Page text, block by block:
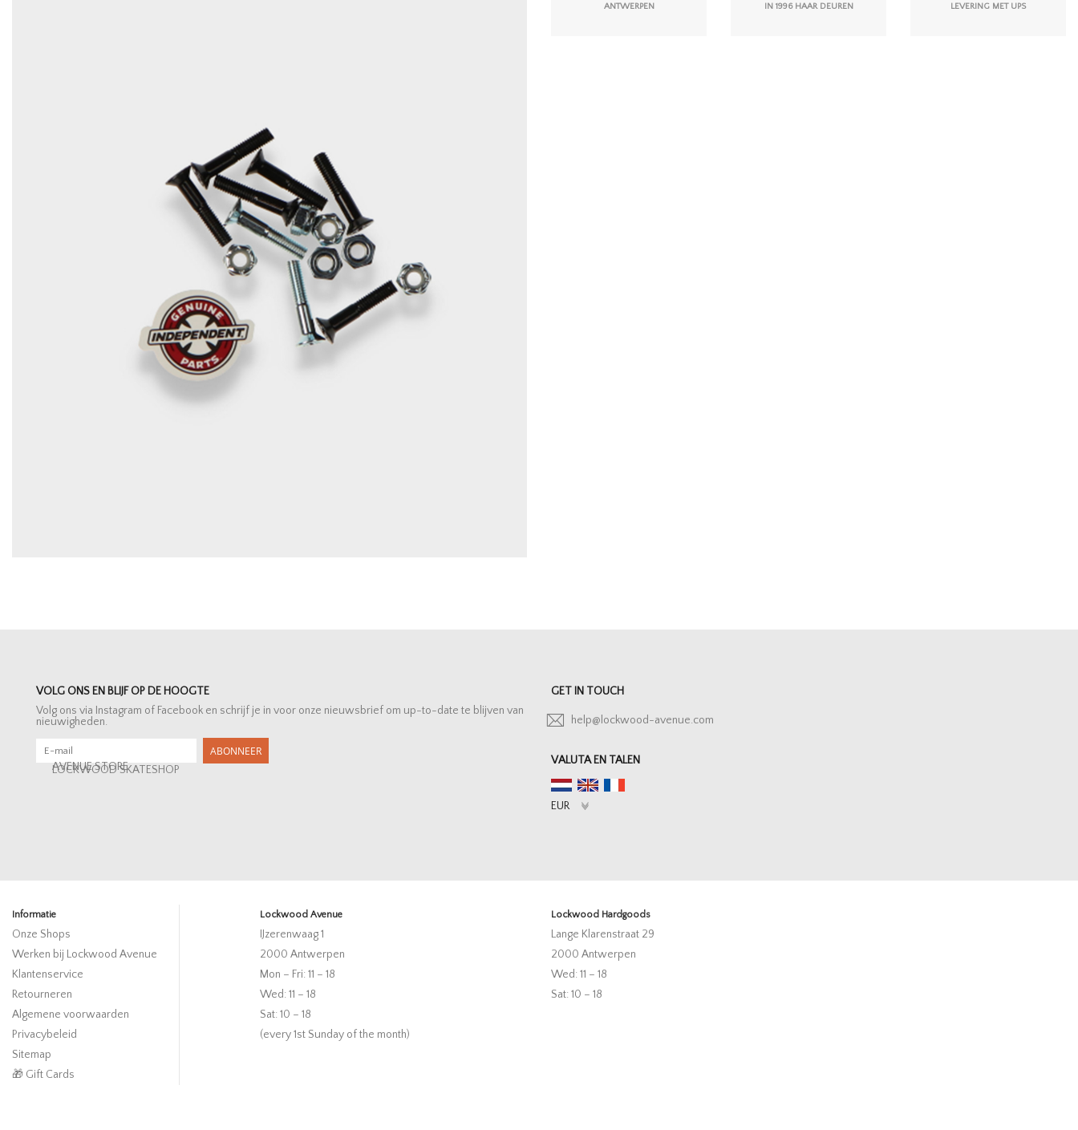
ANTWERPEN
IN 1996 HAAR DEUREN
LEVERING MET UPS
VOLG ONS EN BLIJF OP DE HOOGTE
Volg ons via Instagram of Facebook en schrijf je in voor onze nieuwsbrief om up-to-date te blijven van
nieuwigheden.
ABONNEER
AVENUE STORE
LOCKWOOD SKATESHOP
GET IN TOUCH
help@lockwood-avenue.com
VALUTA EN TALEN
Informatie
Onze Shops
Werken bij Lockwood Avenue
Klantenservice
Retourneren
Algemene voorwaarden
Privacybeleid
Sitemap
🎁 Gift Cards
Lockwood Avenue
IJzerenwaag 1
2000 Antwerpen
Mon – Fri: 11 – 18
Wed: 11 – 18
Sat: 10 – 18
(every 1st Sunday of the month)
Lockwood Hardgoods
Lange Klarenstraat 29
2000 Antwerpen
Wed: 11 – 18
Sat: 10 – 18